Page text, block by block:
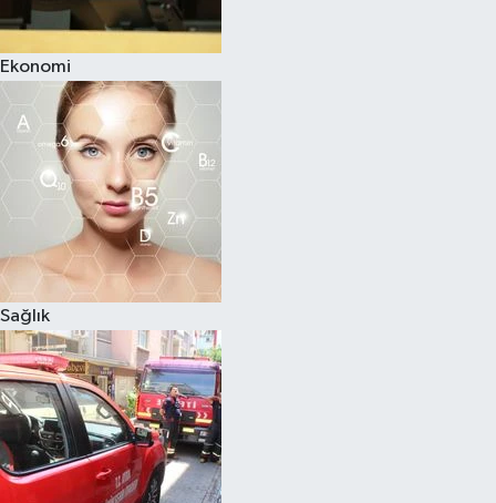
Ekonomi
Sağlık